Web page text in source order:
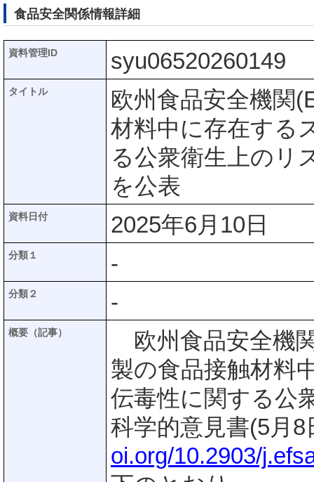
食品安全関係情報詳細
資料管理ID syu06520260149
タイトル
欧州食品安全機関
材料中に存在する
る公衆衛生上のリ
を公表
資料日付 2025年6月10日
分類１ -
分類２ -
概要（記事）
欧州食品安全機
製の食品接触材料
伝毒性に関する公
科学的意見書(5月
oi.org/10.2903/